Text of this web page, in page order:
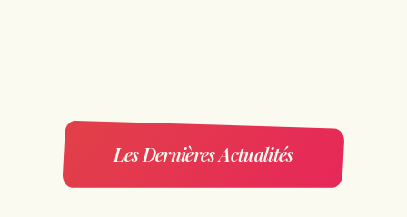
Les Dernières Actualités